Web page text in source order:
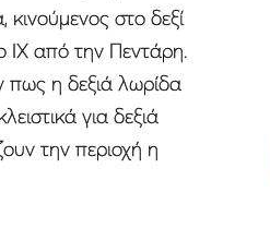
στο δεξί
ΙΧ από την Πεντάρη.
πως η δεξιά λωρίδα
για δεξιά
την περιοχή η